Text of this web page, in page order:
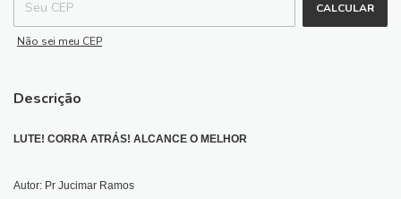
CALCULAR
Não sei meu CEP
Descrição
LUTE! CORRA ATRÁS! ALCANCE O MELHOR
Autor: Pr Jucimar Ramos